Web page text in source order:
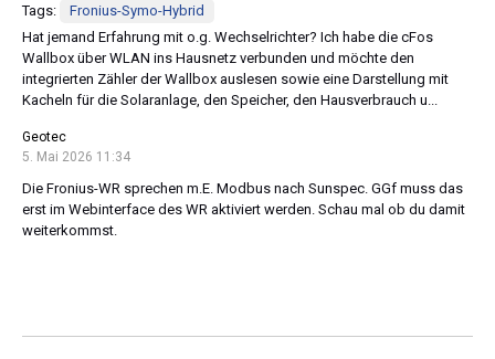
Tags:
Fronius-Symo-Hybrid
Hat jemand Erfahrung mit o.g. Wechselrichter? Ich habe die cFos
Wallbox über WLAN ins Hausnetz verbunden und möchte den
integrierten Zähler der Wallbox auslesen sowie eine Darstellung mit
Kacheln für die Solaranlage, den Speicher, den Hausverbrauch u...
Geotec
5. Mai 2026 11:34
Die Fronius-WR sprechen m.E. Modbus nach Sunspec. GGf muss das
erst im Webinterface des WR aktiviert werden. Schau mal ob du damit
weiterkommst.